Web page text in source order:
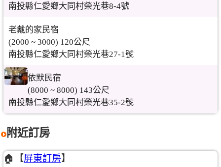
南投縣仁愛鄉大同村榮光巷8-4號
老戴的家民宿
(2000 ~ 3000) 120公尺
南投縣仁愛鄉大同村榮光巷27-1號
依默民宿
(8000 ~ 8000) 143公尺
南投縣仁愛鄉大同村榮光巷35-2號
附近訂房
🏠【屏東訂房】